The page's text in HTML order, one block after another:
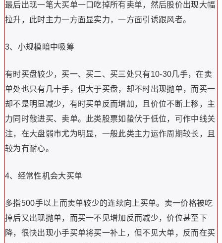
最后出现一笔大买单一口吃掉所有卖单，然后股价出现大幅
拉升，此时主力一方面显实力，一方面引诱跟风者。
3、小规模暗中吸筹
有时买盘较少，买一、买二、买三处只有10-30几手，在卖
单处也只有几十手，但大于买盘，却不时出现抛单，而买一
却不是明显减少，有时买单反而增加，且价位不断上移，主
力同时敲进买、卖单。此类股票如蛰伏于低位，可作中线关
注，在大盘弱市尤为明显，一般此类主力运作周期较长，且
较为有耐心。
4、经常性机会大买单
多指500手以上而卖单较少的连续向上买单。卖一价格被吃
掉后又出现抛单，而买一不见增加反而减少，价位甚至下
降，很快出现小手买单将买一补上，但不见大单，反而在买